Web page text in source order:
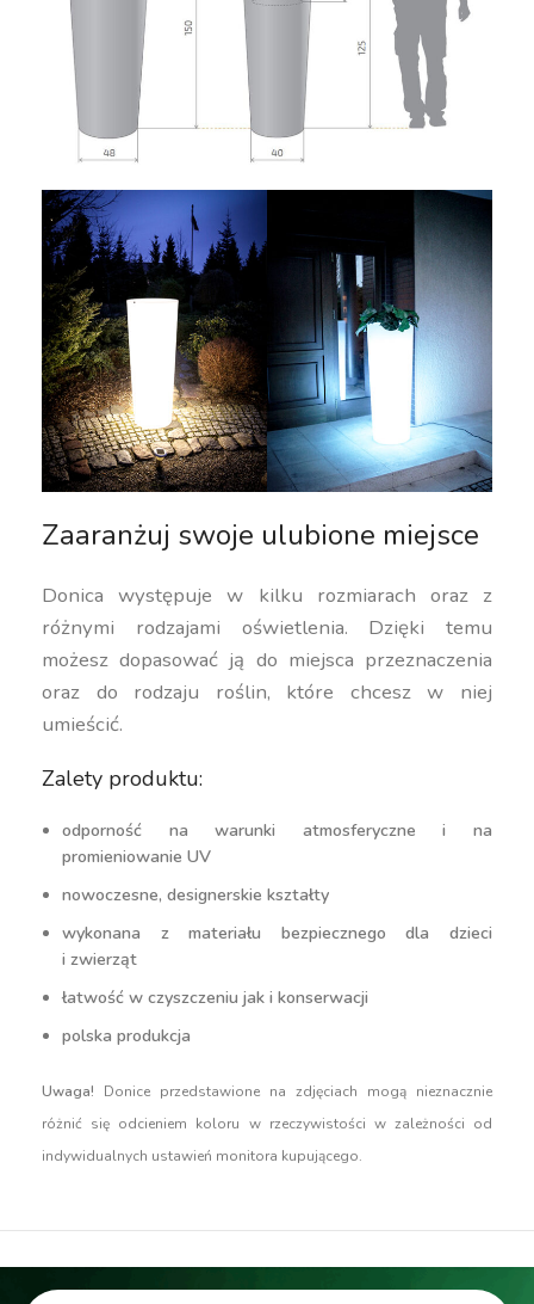
Zaaranżuj swoje ulubione miejsce
Donica występuje w kilku rozmiarach oraz z
różnymi rodzajami oświetlenia. Dzięki temu
możesz dopasować ją do miejsca przeznaczenia
oraz do rodzaju roślin, które chcesz w niej
umieścić.
Zalety produktu:
odporność na warunki atmosferyczne i na
promieniowanie UV
nowoczesne, designerskie kształty
wykonana z materiału bezpiecznego dla dzieci
i zwierząt
łatwość w czyszczeniu jak i konserwacji
polska produkcja
Uwaga! Donice przedstawione na zdjęciach mogą nieznacznie
różnić się odcieniem koloru w rzeczywistości w zależności od
indywidualnych ustawień monitora kupującego.